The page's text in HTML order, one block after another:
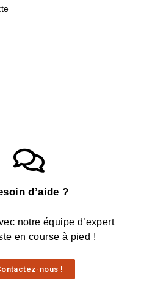
d’aide ?
notre équipe d’expert
en course à pied !
nous !